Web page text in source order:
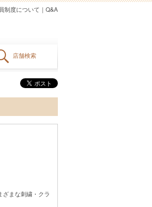
店舗検索
Q&A
｜
制度について
まな刺繍・クラ